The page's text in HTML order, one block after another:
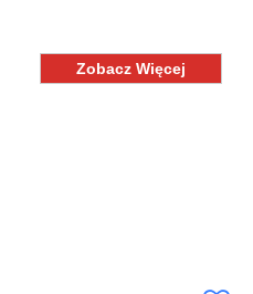
Zobacz Więcej